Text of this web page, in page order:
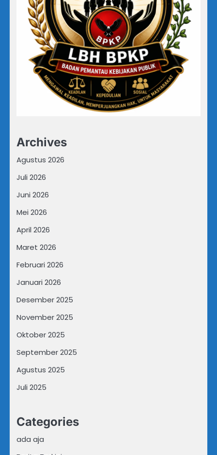
Archives
Agustus 2026
Juli 2026
Juni 2026
Mei 2026
April 2026
Maret 2026
Februari 2026
Januari 2026
Desember 2025
November 2025
Oktober 2025
September 2025
Agustus 2025
Juli 2025
Categories
ada aja